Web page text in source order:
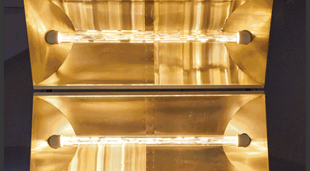
exposición a Mar Arza
INAUGURACIONES 25 MAYO 2022